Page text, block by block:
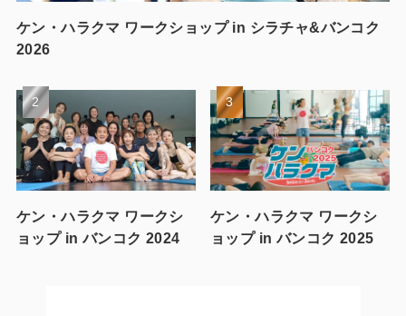
ケン・ハラクマ ワークショップ in シラチャ&バンコク
2026
ケン・ハラクマ ワークシ
ョップ in バンコク 2024
ケン・ハラクマ ワークシ
ョップ in バンコク 2025